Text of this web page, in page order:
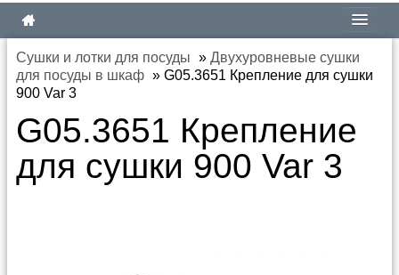
Сушки и лотки для посуды » Двухуровневые сушки
для посуды в шкаф » G05.3651 Крепление для сушки
900 Var 3
G05.3651 Крепление
для сушки 900 Var 3